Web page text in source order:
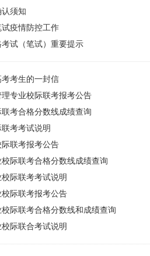
须知
疫情防控工作
试（笔试）重要提示
考生的一封信
专业校际联考报考公告
考合格分数线成绩查询
考考试说明
联考报考公告
际联考合格分数线成绩查询
际联考考试说明
际联考报考公告
际联考合格分数线和成绩查询
际联合考试说明